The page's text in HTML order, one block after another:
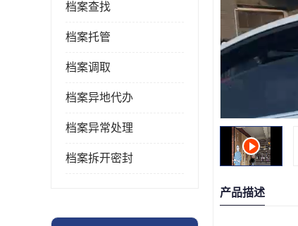
档案查找
档案托管
档案调取
档案异地代办
档案异常处理
档案拆开密封
产品描述